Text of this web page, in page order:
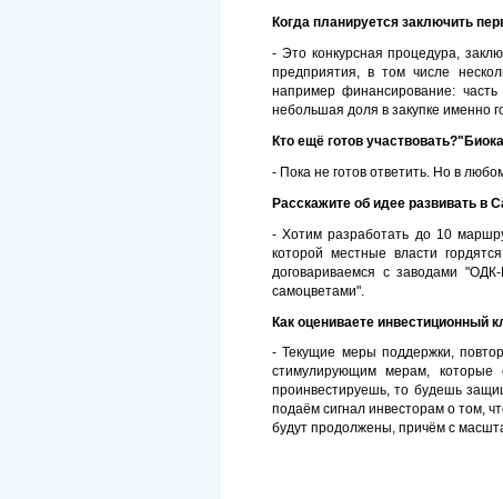
Когда планируется заключить
- Это конкурсная процедура,
предприятия, в том числе
например финансирование:
небольшая доля в закупке именно
Кто ещё готов
- Пока не готов ответить. Но в
Расскажите об идее развивать в
- Хотим разработать до 10
которой местные власти
договариваемся с заводами
самоцветами".
Как оцениваете инвестиционный
- Текущие меры поддержки,
стимулирующим мерам, которые
проинвестируешь, то будешь
подаём сигнал инвесторам о том,
будут продолжены, причём с